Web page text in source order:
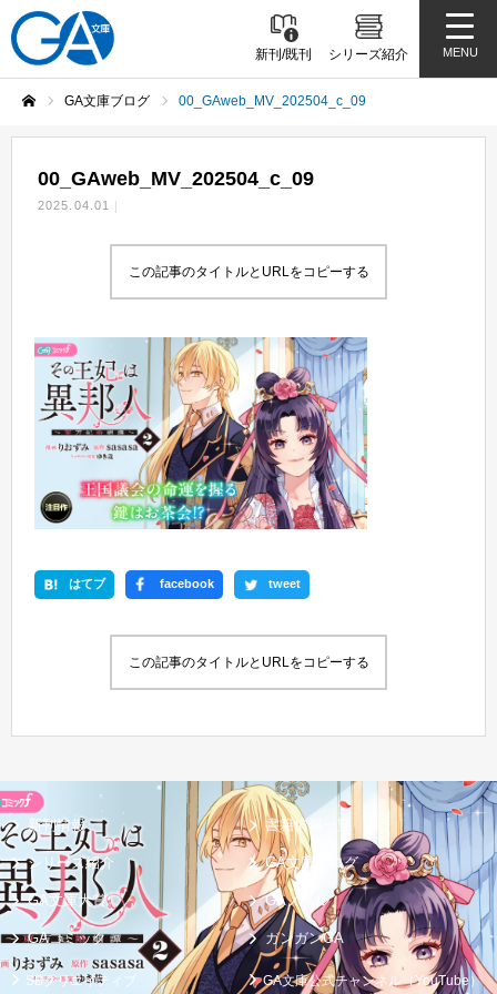
新刊/既刊 シリーズ紹介 MENU
GA文庫ブログ 00_GAweb_MV_202504_c_09
00_GAweb_MV_202504_c_09
2025.04.01
この記事のタイトルとURLをコピーする
はてブ facebook tweet
この記事のタイトルとURLをコピーする
新刊情報 書籍情報一覧
シリーズ紹介 GA文庫ブログ
GA文庫大賞 GAノベル
GAコミック ガンガンGA
SBクリエイティブ GA文庫公式チャンネル（YouTube）